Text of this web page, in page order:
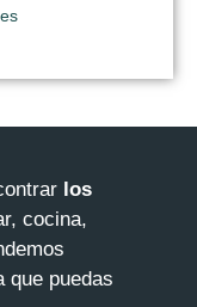
los
cocina,
que puedas